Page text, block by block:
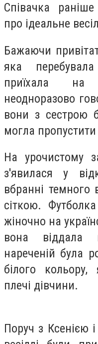
Співачка
про ідеальне
Бажаючи
яка
приїхала на
неодноразово
вони з сестрою
могла
На урочистому
з'явилася у
вбранні темного
сіткою.
жіночно на
вона віддала
нареченій була
білого
плечі дівчини.
Поруч з Ксенією